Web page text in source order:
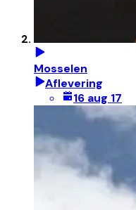
Mosselen
Aflevering
16 aug 17